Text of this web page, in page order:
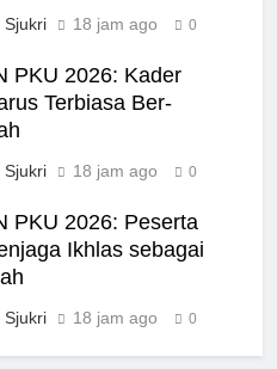
Sjukri 18 jam ago 0
PKU 2026: Kader
Terbiasa Ber-
Sjukri 18 jam ago 0
PKU 2026: Peserta
Ikhlas sebagai
Sjukri 18 jam ago 0